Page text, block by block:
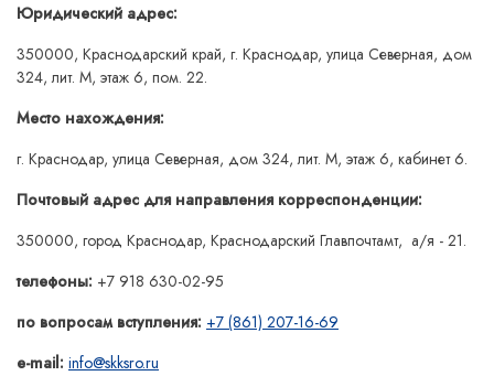
Юридический адрес:
350000, Краснодарский край, г. Краснодар, улица Северная, дом
324, лит. М, этаж 6, пом. 22.
Место нахождения:
г. Краснодар, улица Северная, дом 324, лит. М, этаж 6, кабинет 6.
Почтовый адрес для направления корреспонденции:
350000, город Краснодар, Краснодарский Главпочтамт, а/я - 21.
телефоны: +7 918 630-02-95
по вопросам вступления: +7 (861) 207-16-69
e-mail: info@skksro.ru